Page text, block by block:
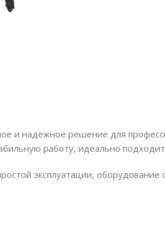
и надёжное решение для
работу, идеально
эксплуатации,